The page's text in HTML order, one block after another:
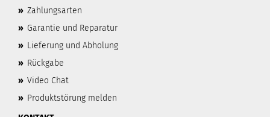
» Zahlungsarten
» Garantie und Reparatur
» Lieferung und Abholung
» Rückgabe
» Video Chat
» Produktstörung melden